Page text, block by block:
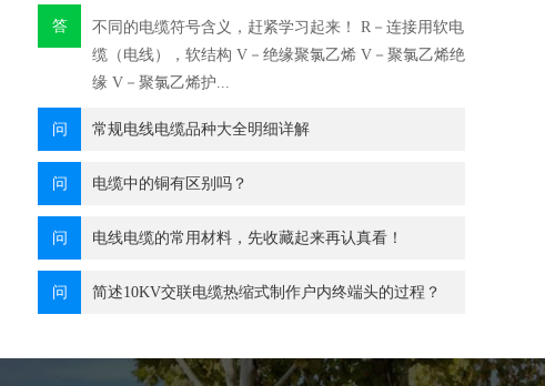
答
不同的电缆符号含义，赶紧学习起来！ R－连接用软电
缆（电线），软结构 V－绝缘聚氯乙烯 V－聚氯乙烯绝
缘 V－聚氯乙烯护...
问 常规电线电缆品种大全明细详解
问 电缆中的铜有区别吗？
问 电线电缆的常用材料，先收藏起来再认真看！
问 简述10KV交联电缆热缩式制作户内终端头的过程？